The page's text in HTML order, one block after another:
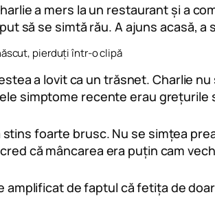
a mers la un restaurant și a
să se simtă rău. A ajuns acasă,
pierduți într-o clipă
a lovit ca un trăsnet. Charlie
simptome recente erau grețurile
stins foarte brusc. Nu se simțea
că mâncarea era puțin cam
amplificat de faptul că fetița de